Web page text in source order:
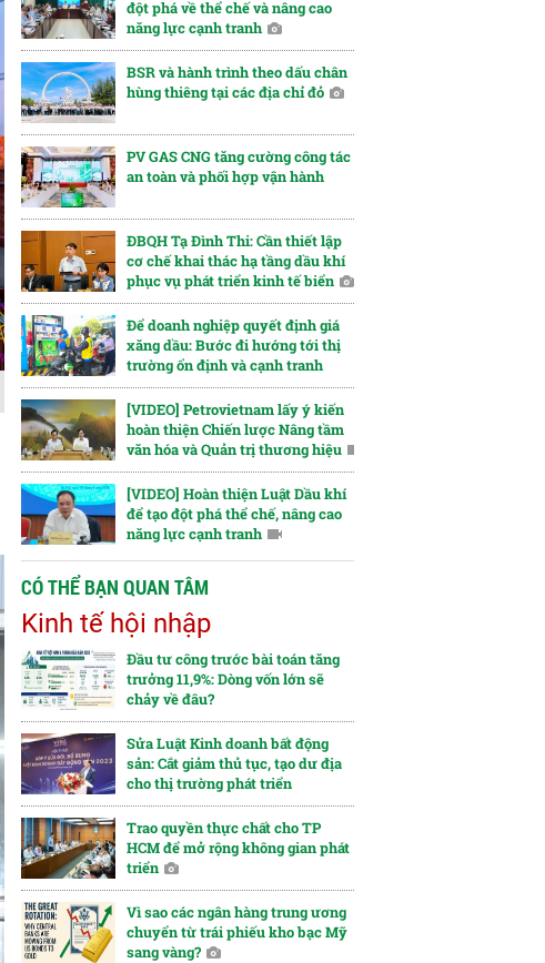
đột phá về thể chế và nâng cao
năng lực cạnh tranh
BSR và hành trình theo dấu chân
hùng thiêng tại các địa chỉ đỏ
PV GAS CNG tăng cường công tác
an toàn và phối hợp vận hành
ĐBQH Tạ Đình Thi: Cần thiết lập
cơ chế khai thác hạ tầng dầu khí
phục vụ phát triển kinh tế biển
Để doanh nghiệp quyết định giá
xăng dầu: Bước đi hướng tới thị
trường ổn định và cạnh tranh
[VIDEO] Petrovietnam lấy ý kiến
hoàn thiện Chiến lược Nâng tầm
văn hóa và Quản trị thương hiệu
[VIDEO] Hoàn thiện Luật Dầu khí
để tạo đột phá thể chế, nâng cao
năng lực cạnh tranh
CÓ THỂ BẠN QUAN TÂM
Kinh tế hội nhập
Đầu tư công trước bài toán tăng
trưởng 11,9%: Dòng vốn lớn sẽ
chảy về đâu?
Sửa Luật Kinh doanh bất động
sản: Cắt giảm thủ tục, tạo dư địa
cho thị trường phát triển
Trao quyền thực chất cho TP
HCM để mở rộng không gian phát
triển
Vì sao các ngân hàng trung ương
chuyển từ trái phiếu kho bạc Mỹ
sang vàng?